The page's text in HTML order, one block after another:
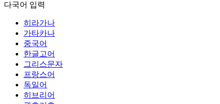
다국어 입력
히라가나
가타카나
중국어
한글고어
그리스문자
프랑스어
독일어
히브리어